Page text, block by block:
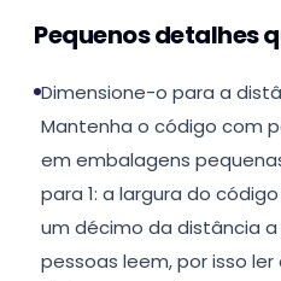
Pequenos detalhes
Dimensione-o para a
Mantenha o código com
em embalagens
para 1: a largura do
um décimo da distância
pessoas leem, por isso